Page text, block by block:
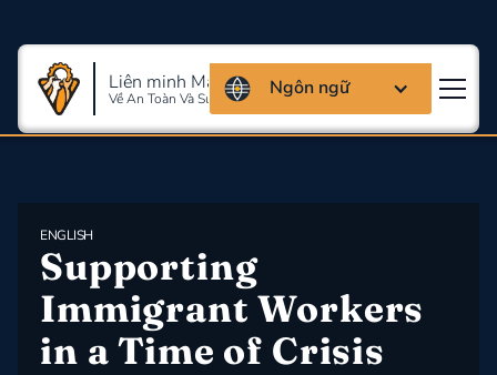
Liên minh Massachusettes
Về An Toàn Và Sức Khỏe Lao Động
Ngôn ngữ
ENGLISH
Supporting
Immigrant Workers
in a Time of Crisis